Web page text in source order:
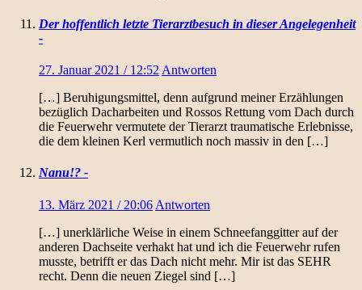
Der hoffentlich letzte Tierarztbesuch in dieser Angelegenheit
-
27. Januar 2021 / 12:52 Antworten
[…] Beruhigungsmittel, denn aufgrund meiner Erzählungen
bezüglich Dacharbeiten und Rossos Rettung vom Dach durch
die Feuerwehr vermutete der Tierarzt traumatische Erlebnisse,
die dem kleinen Kerl vermutlich noch massiv in den […]
Nanu!? -
13. März 2021 / 20:06 Antworten
[…] unerklärliche Weise in einem Schneefanggitter auf der
anderen Dachseite verhakt hat und ich die Feuerwehr rufen
musste, betrifft er das Dach nicht mehr. Mir ist das SEHR
recht. Denn die neuen Ziegel sind […]